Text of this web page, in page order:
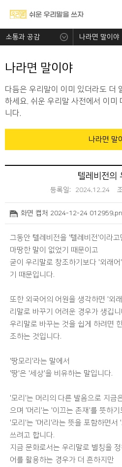
소통과 공감 나라면 말이야
나라면 말이야
다듬은 우리말이 이미 있더라도 더
하세요. 쉬운 우리말 사전에서 이미
니다.
나라면 말
텔레비전의
등록일: 2024.12.24
화면 캡처 2024-12-24
그동안 텔레비전을 '텔레비전'이라
마땅한 말이 없었기 때문이고
굳이 우리말로 창조하기보다 '외래
기 때문입니다.
또한 외국어의 어원을 생각하면 '외
리말로 바꾸기 어려운 경우가 생깁니
우리말로 바꾸는 것을 쉽게 하려면
조하는 것입니다.
'땅모리'라는 말에서
'땅'은 '세상'을 비유하는 말입니다.
'모리'는 머리의 다른 발음으로 지금
으며 '머리'는 '이끄는 존재'를 뜻하기
'모리'는 '머리'라는 뜻을 포함하면서
쓰려고 합니다.
지금 문화로서는 우리말로 별칭을
어를 활용하는 경우가 더 흔하지만